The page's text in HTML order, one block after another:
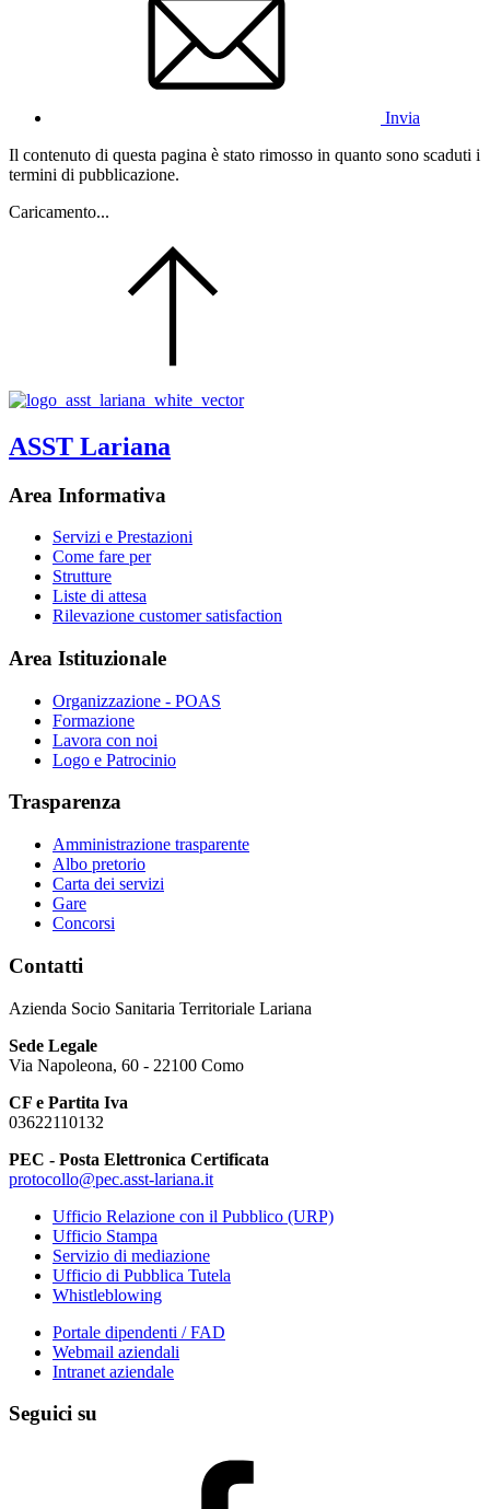
Invia
Il contenuto di questa pagina è stato rimosso in quanto sono scaduti i
termini di pubblicazione.
Caricamento...
ASST Lariana
Area Informativa
Servizi e Prestazioni
Come fare per
Strutture
Liste di attesa
Rilevazione customer satisfaction
Area Istituzionale
Organizzazione - POAS
Formazione
Lavora con noi
Logo e Patrocinio
Trasparenza
Amministrazione trasparente
Albo pretorio
Carta dei servizi
Gare
Concorsi
Contatti
Azienda Socio Sanitaria Territoriale Lariana
Sede Legale
Via Napoleona, 60 - 22100 Como
CF e Partita Iva
03622110132
PEC - Posta Elettronica Certificata
protocollo@pec.asst-lariana.it
Ufficio Relazione con il Pubblico (URP)
Ufficio Stampa
Servizio di mediazione
Ufficio di Pubblica Tutela
Whistleblowing
Portale dipendenti / FAD
Webmail aziendali
Intranet aziendale
Seguici su